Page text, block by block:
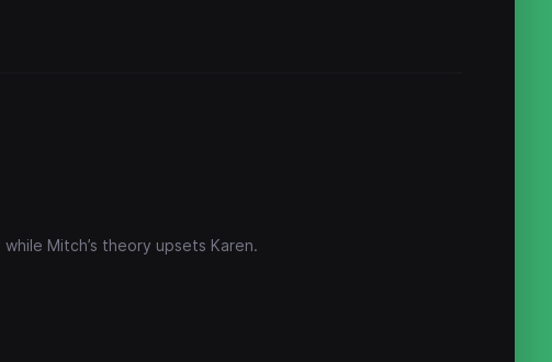
Mitch’s theory upsets Karen.